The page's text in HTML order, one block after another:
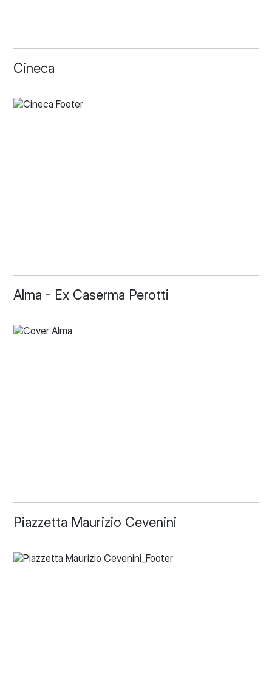
Cineca
Alma - Ex Caserma Perotti
Piazzetta Maurizio Cevenini